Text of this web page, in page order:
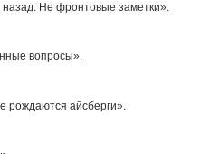
назад. Не фронтовые заметки».
вопросы».
рождаются айсберги».